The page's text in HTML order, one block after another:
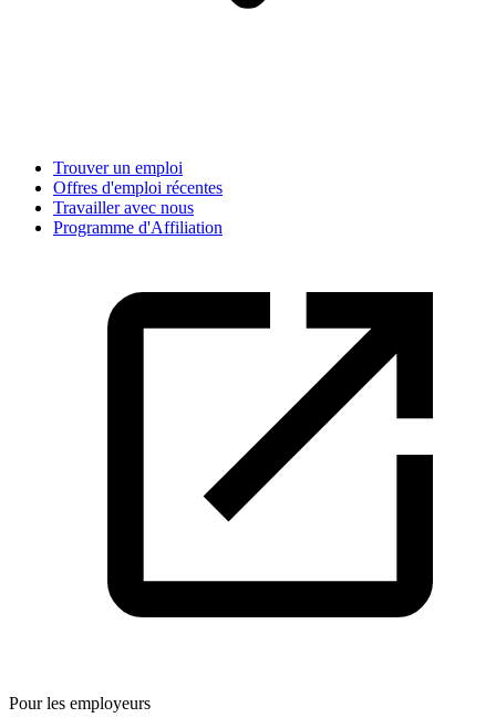
Trouver un emploi
Offres d'emploi récentes
Travailler avec nous
Programme d'Affiliation
Pour les employeurs